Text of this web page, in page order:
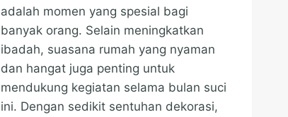
adalah momen yang spesial bagi
banyak orang. Selain meningkatkan
ibadah, suasana rumah yang nyaman
dan hangat juga penting untuk
mendukung kegiatan selama bulan suci
ini. Dengan sedikit sentuhan dekorasi,